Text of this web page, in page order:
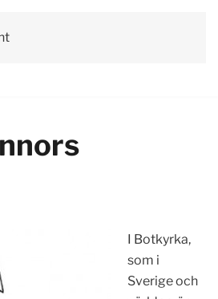
I Botkyrka,
som i
Sverige och